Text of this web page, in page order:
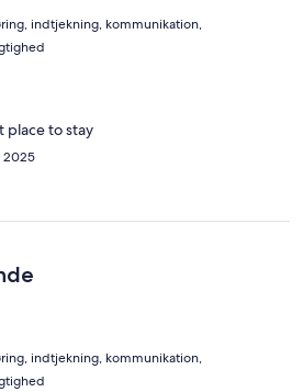
indtjekning, kommunikation,
place to stay
2025
indtjekning, kommunikation,